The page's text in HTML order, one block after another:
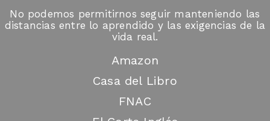
No podemos permitirnos seguir manteniendo las
distancias entre lo aprendido y las exigencias de la
vida real.
Amazon
Casa del Libro
FNAC